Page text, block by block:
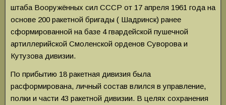
штаба Вооружённых сил СССР от 17 апреля 1961 года на
основе 200 ракетной бригады ( Шадринск) ранее
сформированной на базе 4 гвардейской пушечной
артиллерийской Смоленской орденов Суворова и
Кутузова дивизии.
По прибытию 18 ракетная дивизия была
расформирована, личный состав влился в управление,
полки и части 43 ракетной дивизии. В целях сохранения